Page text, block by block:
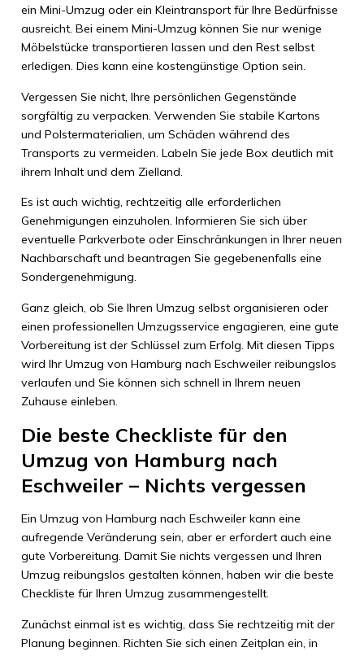
ein Mini-Umzug oder ein Kleintransport für Ihre Bedürfnisse
ausreicht. Bei einem Mini-Umzug können Sie nur wenige
Möbelstücke transportieren lassen und den Rest selbst
erledigen. Dies kann eine kostengünstige Option sein.
Vergessen Sie nicht, Ihre persönlichen Gegenstände
sorgfältig zu verpacken. Verwenden Sie stabile Kartons
und Polstermaterialien, um Schäden während des
Transports zu vermeiden. Labeln Sie jede Box deutlich mit
ihrem Inhalt und dem Zielland.
Es ist auch wichtig, rechtzeitig alle erforderlichen
Genehmigungen einzuholen. Informieren Sie sich über
eventuelle Parkverbote oder Einschränkungen in Ihrer neuen
Nachbarschaft und beantragen Sie gegebenenfalls eine
Sondergenehmigung.
Ganz gleich, ob Sie Ihren Umzug selbst organisieren oder
einen professionellen Umzugsservice engagieren, eine gute
Vorbereitung ist der Schlüssel zum Erfolg. Mit diesen Tipps
wird Ihr Umzug von Hamburg nach Eschweiler reibungslos
verlaufen und Sie können sich schnell in Ihrem neuen
Zuhause einleben.
Die beste Checkliste für den
Umzug von Hamburg nach
Eschweiler – Nichts vergessen
Ein Umzug von Hamburg nach Eschweiler kann eine
aufregende Veränderung sein, aber er erfordert auch eine
gute Vorbereitung. Damit Sie nichts vergessen und Ihren
Umzug reibungslos gestalten können, haben wir die beste
Checkliste für Ihren Umzug zusammengestellt.
Zunächst einmal ist es wichtig, dass Sie rechtzeitig mit der
Planung beginnen. Richten Sie sich einen Zeitplan ein, in